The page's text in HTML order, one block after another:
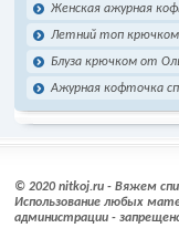
Женская ажурная
Летний топ крючком
Блуза крючком от
Ажурная кофточка
© 2020 nitkoj.ru - Вяжем
Использование любых
администрации -